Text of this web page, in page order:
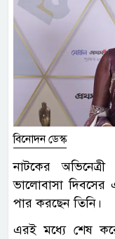
বিনোদন ডেস্ক
নাটকের
ভালোবাসা দিবসের
পার করছেন তিনি।
এরই মধ্যে শেষ